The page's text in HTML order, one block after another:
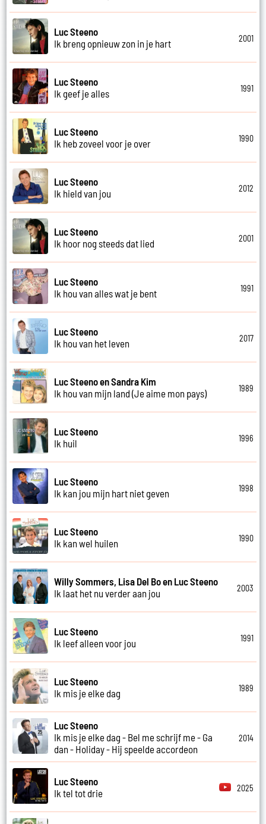
Luc Steeno
Ik breng opnieuw zon in je hart
2001
Luc Steeno
Ik geef je alles
1991
Luc Steeno
Ik heb zoveel voor je over
1990
Luc Steeno
Ik hield van jou
2012
Luc Steeno
Ik hoor nog steeds dat lied
2001
Luc Steeno
Ik hou van alles wat je bent
1991
Luc Steeno
Ik hou van het leven
2017
Luc Steeno en Sandra Kim
Ik hou van mijn land (Je aime mon pays)
1989
Luc Steeno
Ik huil
1996
Luc Steeno
Ik kan jou mijn hart niet geven
1998
Luc Steeno
Ik kan wel huilen
1990
Willy Sommers, Lisa Del Bo en Luc Steeno
Ik laat het nu verder aan jou
2003
Luc Steeno
Ik leef alleen voor jou
1991
Luc Steeno
Ik mis je elke dag
1989
Luc Steeno
Ik mis je elke dag - Bel me schrijf me - Ga
dan - Holiday - Hij speelde accordeon
2014
Luc Steeno
Ik tel tot drie
2025